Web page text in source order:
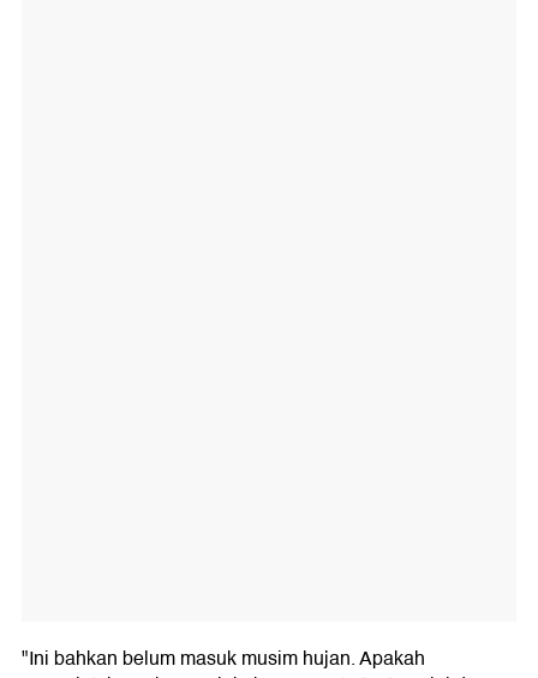
"Ini bahkan belum masuk musim hujan. Apakah